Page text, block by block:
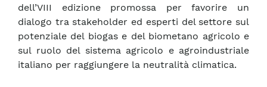
dell’VIII edizione promossa per favorire un
dialogo tra stakeholder ed esperti del settore sul
potenziale del biogas e del biometano agricolo e
sul ruolo del sistema agricolo e agroindustriale
italiano per raggiungere la neutralità climatica.